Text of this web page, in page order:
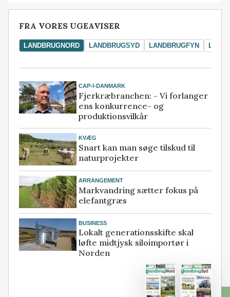
FRA VORES UGEAVISER
LANDBRUGNORD LANDBRUGSYD LANDBRUGFYN
CAP-I-DANMARK
Fjerkræbranchen: - Vi forlanger
ens konkurrence- og
produktionsvilkår
KVÆG
Snart kan man søge tilskud til
naturprojekter
ARRANGEMENT
Markvandring sætter fokus på
elefantgræs
BUSINESS
Lokalt generationsskifte skal
løfte midtjysk siloimportør i
Norden